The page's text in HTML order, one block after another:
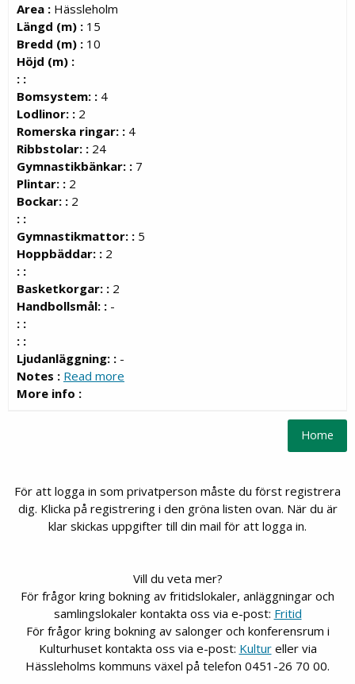
Area : Hässleholm
Längd (m) : 15
Bredd (m) : 10
Höjd (m) :
: :
Bomsystem: : 4
Lodlinor: : 2
Romerska ringar: : 4
Ribbstolar: : 24
Gymnastikbänkar: : 7
Plintar: : 2
Bockar: : 2
: :
Gymnastikmattor: : 5
Hoppbäddar: : 2
: :
Basketkorgar: : 2
Handbollsmål: : -
: :
: :
Ljudanläggning: : -
Notes : Read more
More info :
För att logga in som privatperson måste du först registrera
dig. Klicka på registrering i den gröna listen ovan. När du är
klar skickas uppgifter till din mail för att logga in.
Vill du veta mer?
För frågor kring bokning av fritidslokaler, anläggningar och
samlingslokaler kontakta oss via e-post: Fritid
För frågor kring bokning av salonger och konferensrum i
Kulturhuset kontakta oss via e-post: Kultureller via
Hässleholms kommuns växel på telefon 0451-26 70 00.